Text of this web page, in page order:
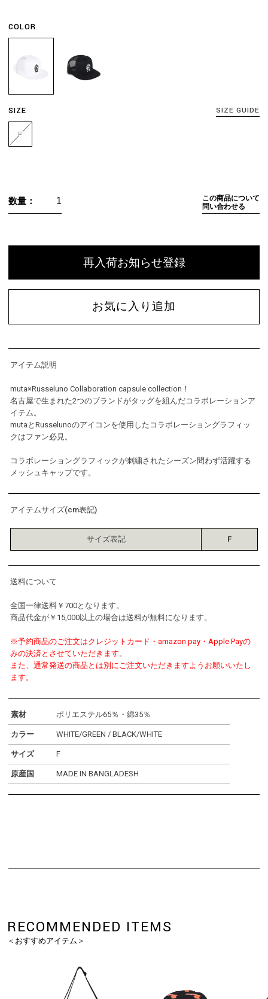
COLOR
SIZE SIZE GUIDE
F
数量：
この商品について
問い合わせる
再入荷お知らせ登録
お気に入り追加
アイテム説明
muta×Russeluno Collaboration capsule collection！
名古屋で生まれた2つのブランドがタッグを組んだコラボレーションア
イテム。
mutaとRusselunoのアイコンを使用したコラボレーショングラフィッ
クはファン必見。
コラボレーショングラフィックが刺繍されたシーズン問わず活躍する
メッシュキャップです。
アイテムサイズ(cm表記)
サイズ表記 F
送料について
全国一律送料￥700となります。
商品代金が￥15,000以上の場合は送料が無料になります。
※予約商品のご注文はクレジットカード・amazon pay・Apple Payの
みの決済とさせていただきます。
また、通常発送の商品とは別にご注文いただきますようお願いいたし
ます。
素材 ポリエステル65％・綿35％
カラー WHITE/GREEN / BLACK/WHITE
サイズ F
原産国 MADE IN BANGLADESH
RECOMMENDED ITEMS
＜おすすめアイテム＞